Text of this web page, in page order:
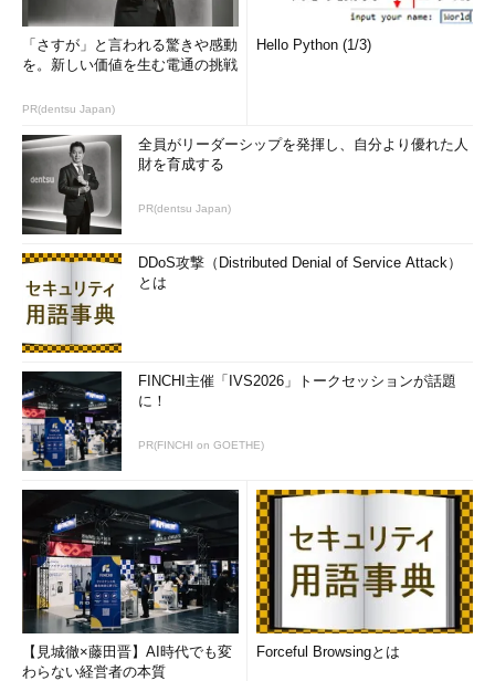
想定ターゲットはITアーキテクトであり、GKEのコアコンポー
ネント以外にも単独でプライベートクラウドを組み上げる場合で
flannel
複数ホスト間でのDocker Engine（Dockerの本体）の連携を行
うためのネットワークツールです。オープンソースプロジェクト
であるCoreOSが提供しています。想定ターゲットはITアーキテ
クトであり、単独で利用するには、やや困難なツールといえるで
しょう。
「さすが」と言われる驚きや感動
を。新しい価値を生む電通の挑戦
PR(dentsu Japan)
Hello Python (1/3)
全員がリーダーシップを発揮し、自分より優れた人
財を育成する
PR(dentsu Japan)
DDoS攻撃（Distributed Denial of Service Attack）
とは
FINCHI主催「IVS2026」トークセッションが話題
に！
PR(FINCHI on GOETHE)
【見城徹×藤田晋】AI時代でも変
わらない経営者の本質
Forceful Browsingとは